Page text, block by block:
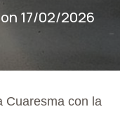
E
A
V
on 17/02/2026
Cuaresma con la